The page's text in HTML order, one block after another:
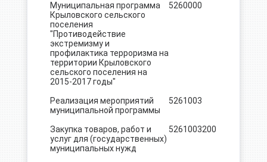
Муниципальная программа
Крыловского сельского
поселения
"Противодействие
экстремизму и
профилактика терроризма на
территории Крыловского
сельского поселения на
2015-2017 годы"
5260000
Реализация мероприятий
муниципальной программы
5261003
Закупка товаров, работ и
услуг для (государственных)
муниципальных нужд
5261003200